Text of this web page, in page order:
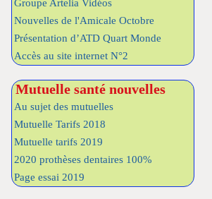
Groupe Artelia Vidéos
Nouvelles de l'Amicale Octobre
Présentation d’ATD Quart Monde
Accès au site internet N°2
Mutuelle santé nouvelles
Au sujet des mutuelles
Mutuelle Tarifs 2018
Mutuelle tarifs 2019
2020 prothèses dentaires 100%
Page essai 2019